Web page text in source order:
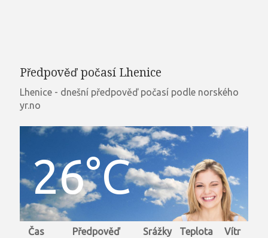
Předpověď počasí Lhenice
Lhenice - dnešní předpověď počasí podle norského
yr.no
26°C
Čas Předpověď Srážky Teplota
Vítr